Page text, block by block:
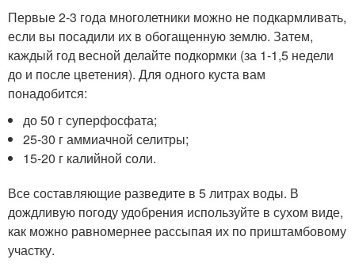
Первые 2-3 года многолетники можно не подкармливать,
если вы посадили их в обогащенную землю. Затем,
каждый год весной делайте подкормки (за 1-1,5 недели
до и после цветения). Для одного куста вам
понадобится:
до 50 г суперфосфата;
25-30 г аммиачной селитры;
15-20 г калийной соли.
Все составляющие разведите в 5 литрах воды. В
дождливую погоду удобрения используйте в сухом виде,
как можно равномернее рассыпая их по приштамбовому
участку.